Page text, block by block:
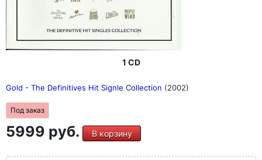
1 CD
Gold - The Definitives Hit Signle Collection (2002)
Под заказ
5999 руб. В корзину